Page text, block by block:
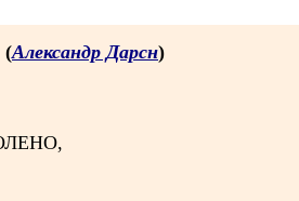
(Александр Дарсн)